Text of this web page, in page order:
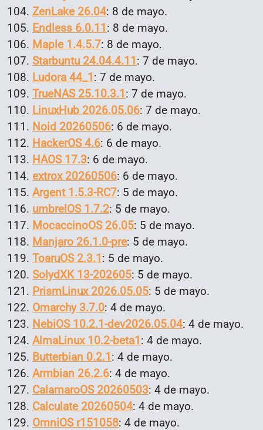
ZenLake 26.04: 8 de mayo.
Endless 6.0.11 : 8 de mayo.
Maple 1.4.5.7: 8 de mayo.
Starbuntu 24.04.4.11 : 7 de mayo.
Ludora 44_1 : 7 de mayo.
TrueNAS 25.10.3.1 : 7 de mayo.
LinuxHub 2026.05.06: 7 de mayo.
Noid 20260506: 6 de mayo.
HackerOS 4.6: 6 de mayo.
HAOS 17.3: 6 de mayo.
extrox 20260506: 6 de mayo.
Argent 1.5.3-RC7: 5 de mayo.
umbrelOS 1.7.2: 5 de mayo.
MocaccinoOS 26.05: 5 de mayo.
Manjaro 26.1.0-pre: 5 de mayo.
ToaruOS 2.3.1 : 5 de mayo.
SolydXK 13-202605: 5 de mayo.
PrismLinux 2026.05.05: 5 de mayo.
Omarchy 3.7.0: 4 de mayo.
NebiOS 10.2.1-dev2026.05.04: 4 de mayo.
AlmaLinux 10.2-beta1 : 4 de mayo.
Butterbian 0.2.1 : 4 de mayo.
Armbian 26.2.6: 4 de mayo.
CalamaroOS 20260503: 4 de mayo.
Calculate 20260504: 4 de mayo.
OmniOS r151058: 4 de mayo.